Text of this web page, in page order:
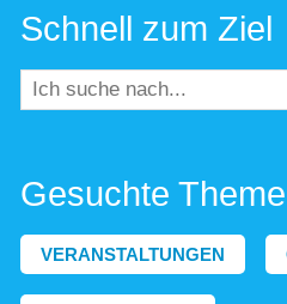
Schnell zum Ziel
Gesuchte
VERANSTALTUNGEN